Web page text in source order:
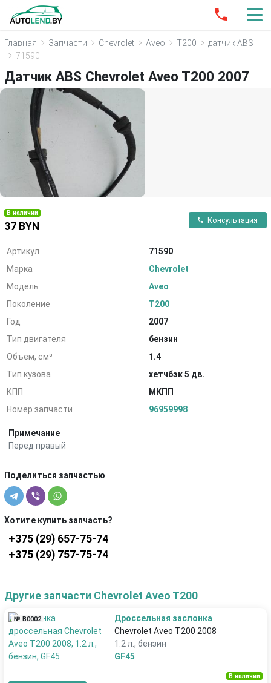
Главная Запчасти Chevrolet Aveo T200
датчик ABS
71590
Датчик ABS Chevrolet Aveo T200 2007
В наличии
37 BYN
Консультация
Артикул
71590
Марка
Chevrolet
Модель
Aveo
Поколение
T200
Год
2007
Тип двигателя
бензин
Объем, см³
1.4
Тип кузова
хетчбэк 5 дв.
КПП
МКПП
Номер запчасти
96959998
Примечание
Перед правый
Поделиться запчастью
Хотите купить запчасть?
+375 (29) 657-75-74
+375 (29) 757-75-74
Другие запчасти Chevrolet Aveo T200
№ В0002
Дроссельная заслонка
Chevrolet Aveo T200 2008
1.2 л., бензин
GF45
В наличии